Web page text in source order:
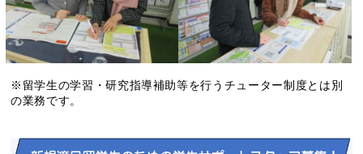
※留学生の学習・研究指導補助等を行うチューター制度とは別
の業務です。